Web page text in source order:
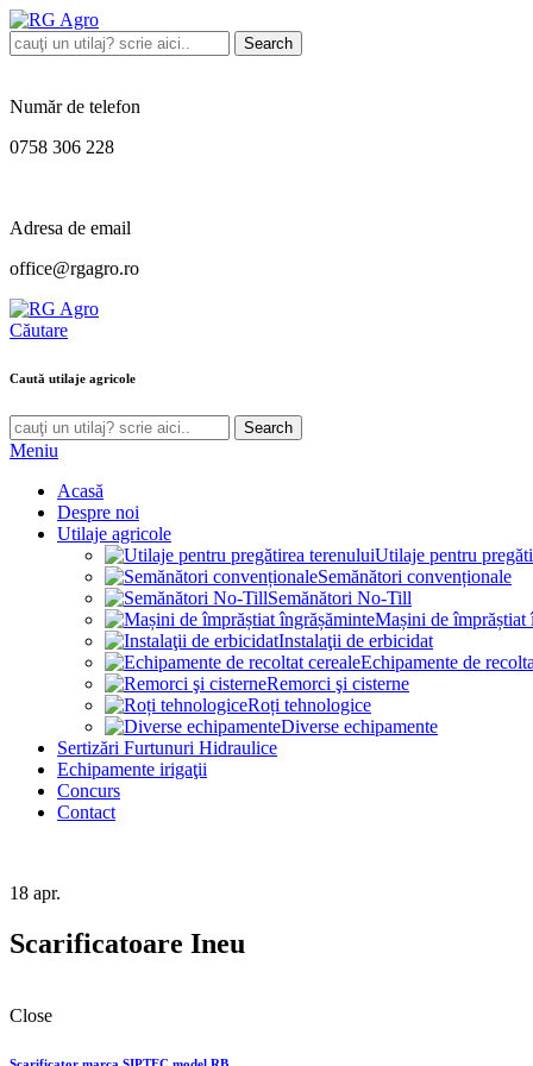
Search
Număr de telefon
0758 306 228
Adresa de email
office@rgagro.ro
Căutare
Caută utilaje agricole
Search
Meniu
Acasă
Despre noi
Utilaje agricole
Utilaje pentru
Semănători convenționale
Semănători No-Till
Mașini de împrăștiat
Instalaţii de erbicidat
Echipamente de
Remorci şi cisterne
Roți tehnologice
Diverse echipamente
Sertizări Furtunuri Hidraulice
Echipamente irigaţii
Concurs
Contact
18 apr.
Scarificatoare Ineu
Close